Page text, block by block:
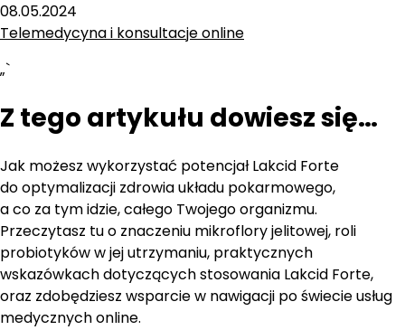
08.05.2024
Telemedycyna i konsultacje online
„`
Z tego artykułu dowiesz się…
Jak możesz wykorzystać potencjał Lakcid Forte
do optymalizacji zdrowia układu pokarmowego,
a co za tym idzie, całego Twojego organizmu.
Przeczytasz tu o znaczeniu mikroflory jelitowej, roli
probiotyków w jej utrzymaniu, praktycznych
wskazówkach dotyczących stosowania Lakcid Forte,
oraz zdobędziesz wsparcie w nawigacji po świecie usług
medycznych online.